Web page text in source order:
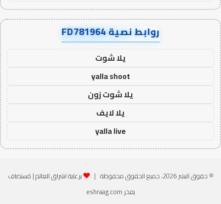
روابط نصية FD781964
يلا شوت
yalla shoot
يلا شوت زون
يلا لايف
yalla live
© حقوق النشر 2026، جميع الحقوق محفوظة | برعاية اشراق العالم| مُستضاف
بفخر eshraag.com